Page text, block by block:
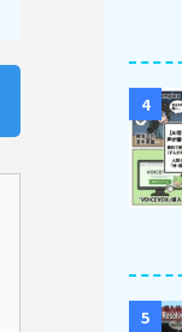
4
5